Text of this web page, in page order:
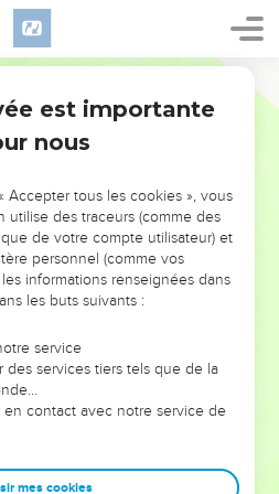
L’ÉVÉNEMENT
!
VOUS ÉVITER LES
?
voit moins les doutes, les erreurs
ont traversés, alors même que ce
les ont façonnés.
entrepreneurs, et responsables
de sagesse afin que leurs erreurs
est importante
nous
Accepter tous les cookies », vous
utilise des traceurs (comme des
de votre compte utilisateur) et
personnel (comme vos
informations renseignées dans
les buts suivants :
service
des services tiers tels que de la
contact avec notre service de
mes cookies